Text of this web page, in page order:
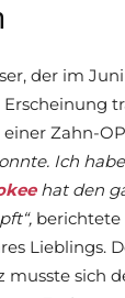
der im Juni
Zahn-
Ich
hat den
berichtete
Lieblings.
sich